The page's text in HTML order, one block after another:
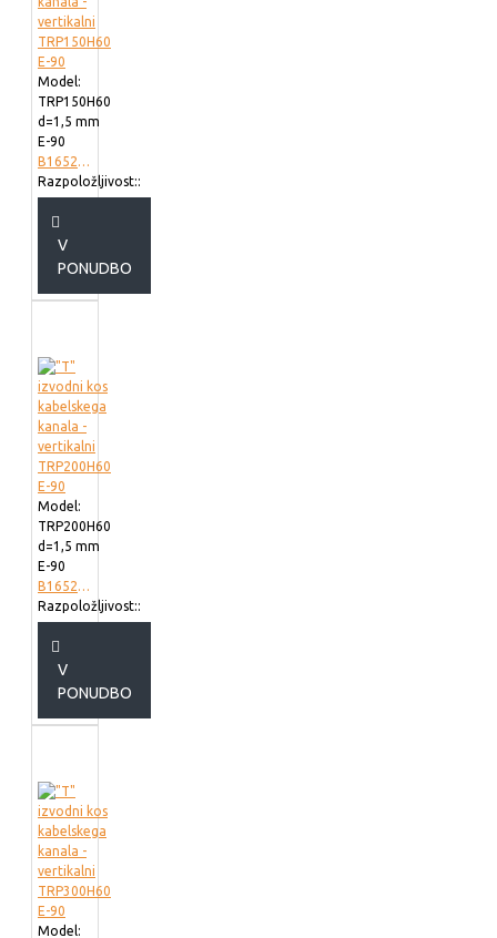
Model:
TRP150H60
d=1,5 mm
E-90
B165215
Razpoložljivost::
V
PONUDBO
Model:
TRP200H60
d=1,5 mm
E-90
B165220
Razpoložljivost::
V
PONUDBO
Model: